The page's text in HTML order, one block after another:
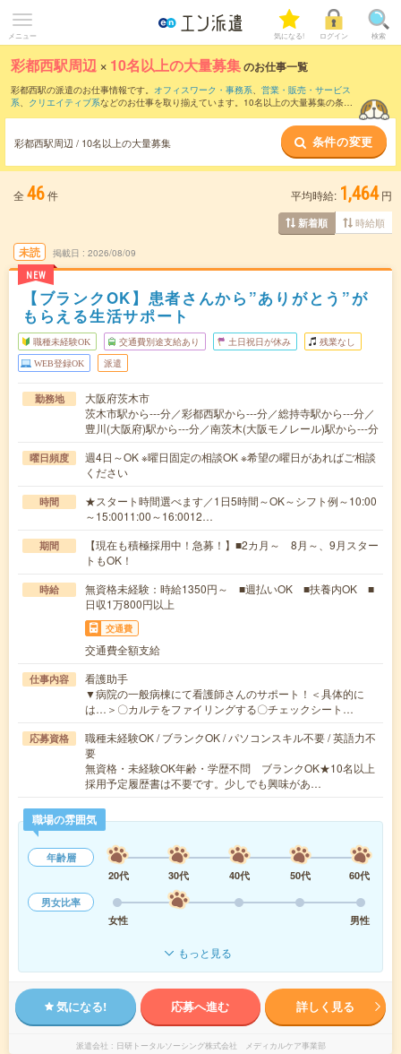
メニュー 気になる! ログイン 検索
彩都西駅周辺 × 10名以上の大量募集のお仕事一覧
彩都西駅の派遣のお仕事情報です。 オフィスワーク・事務系、 営業・販売・サービス
系、 クリエイティブ系などのお仕事を取り揃えています。10名以上の大量募集の条件
彩都西駅周辺 / 10名以上の大量募集 条件の変更
全 46件 平均時給: 1,464 円
新着順 時給順
未読
NEW
掲載日 2026/08/09
【ブランクOK】患者さんから”ありがとう”が
もらえる生活サポート
職種未経験OK 交通費別途支給あり 土日祝日が休み 残業なし
WEB登録OK 派遣
勤務地
大阪府茨木市
茨木市駅から---分／彩都西駅から---分／総持寺駅から---分／
豊川(大阪府)駅から---分／南茨木(大阪モノレール)駅から---分
曜日頻度
週4日～OK ※曜日固定の相談OK ※希望の曜日があればご相談
ください
時間
★スタート時間選べます／1日5時間～OK～シフト例～10:00
～15:0011:00～16:0012…
期間
【現在も積極採用中！急募！】■2カ月～ 8月～、9月スター
トもOK！
時給
無資格未経験：時給1350円～ ■週払いOK ■扶養内OK ■
日収1万800円以上
交通費
交通費全額支給
仕事内容
看護助手
▼病院の一般病棟にて看護師さんのサポート！＜具体的に
は…＞〇カルテをファイリングする〇チェックシート…
応募資格
職種未経験OK / ブランクOK / パソコンスキル不要 / 英語力不
要
無資格・未経験OK年齢・学歴不問 ブランクOK★10名以上
採用予定履歴書は不要です。少しでも興味があ…
職場の雰囲気
年齢層
20代
30代 40代 50代
60代
男女比率
女性
男性
もっと見る
気になる! 応募へ進む 詳しく見る
派遣会社 日研トータルソーシング株式会社 メディカルケア事業部